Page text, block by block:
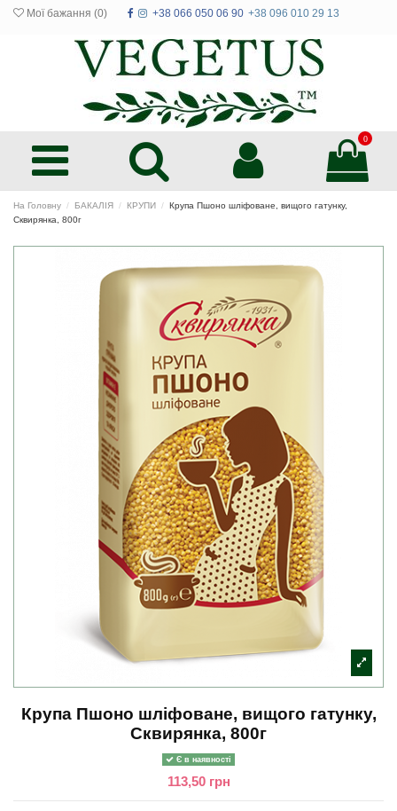
Мої бажання (0) +38 066 050 06 90 +38 096 010 29 13
0
На Головну БАКАЛІЯ КРУПИ
Крупа Пшоно шліфоване, вищого гатунку,
Сквирянка, 800г
Крупа Пшоно шліфоване, вищого гатунку,
Сквирянка, 800г
Є в наявності
113,50 грн